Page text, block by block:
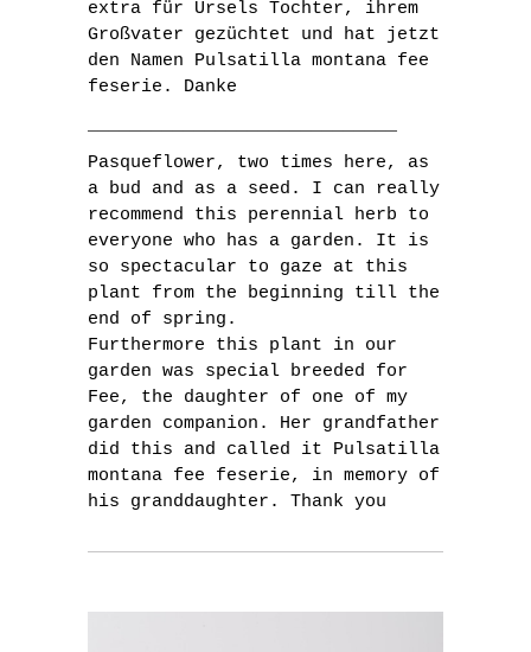
extra für Ursels Tochter, ihrem
Großvater gezüchtet und hat jetzt
den Namen Pulsatilla montana fee
feserie. Danke
Pasqueflower, two times here, as
a bud and as a seed. I can really
recommend this perennial herb to
everyone who has a garden. It is
so spectacular to gaze at this
plant from the beginning till the
end of spring.
Furthermore this plant in our
garden was special breeded for
Fee, the daughter of one of my
garden companion. Her grandfather
did this and called it Pulsatilla
montana fee feserie, in memory of
his granddaughter. Thank you